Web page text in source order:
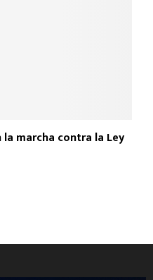
marcha contra la Ley